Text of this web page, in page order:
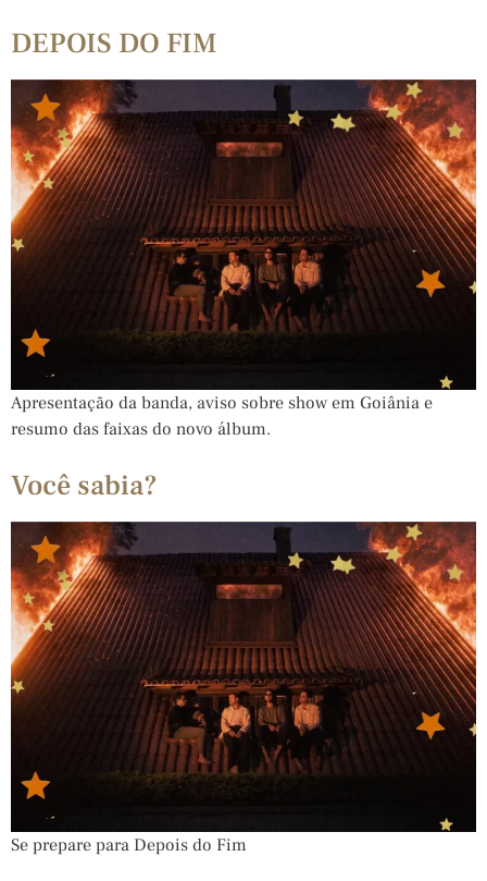
DEPOIS DO FIM
Apresentação da banda, aviso sobre show em Goiânia e
resumo das faixas do novo álbum.
Você sabia?
Se prepare para Depois do Fim